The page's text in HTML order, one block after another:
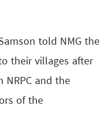
told NMG the
their villages after
and the
of the